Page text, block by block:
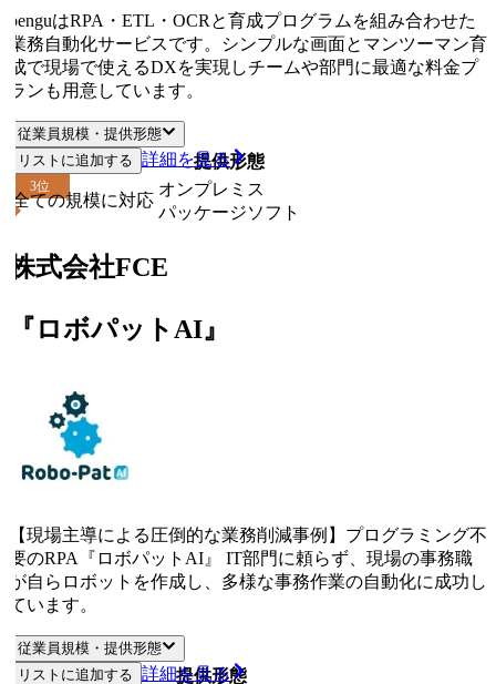
はRPA・ETL・OCRと育成プログラムを組み合わせた
務自動化サービスです。シンプルな画面とマンツーマン育
で現場で使えるDXを実現しチームや部門に最適な料金プ
ンも用意しています。
従業員規模・提供形態
従業員規模 提供形態
ての規模に対応
オンプレミス
パッケージソフト
リストに追加する 詳細を見る
位
式会社FCE
ロボパットAI』
現場主導による圧倒的な業務削減事例】プログラミング不
のRPA『ロボパットAI』 IT部門に頼らず、現場の事務職
自らロボットを作成し、多様な事務作業の自動化に成功し
います。
従業員規模・提供形態
従業員規模 提供形態
リストに追加する 詳細を見る